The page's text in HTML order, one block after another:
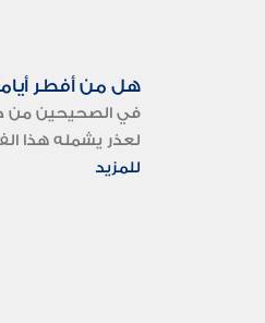
هل من أفطر
في الصحيحين من
لعذر يشمله هذا
للمزيد